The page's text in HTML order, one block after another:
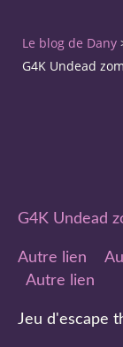
Le blog de Dany
G4K Undead
G4K Undead
Autre lien
Autre lien
Jeu d'escape